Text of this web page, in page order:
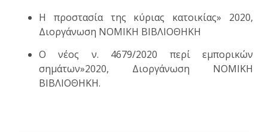
Η προστασία της κύριας κατοικίας» 2020,
Διοργάνωση ΝΟΜΙΚΗ ΒΙΒΛΙΟΘΗΚΗ
Ο νέος ν. 4679/2020 περί εμπορικών
σημάτων»2020, Διοργάνωση ΝΟΜΙΚΗ
ΒΙΒΛΙΟΘΗΚΗ.